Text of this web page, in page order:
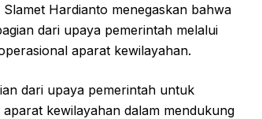
Hardianto menegaskan bahwa
dari upaya pemerintah melalui
aparat kewilayahan.
dari upaya pemerintah untuk
kewilayahan dalam mendukung